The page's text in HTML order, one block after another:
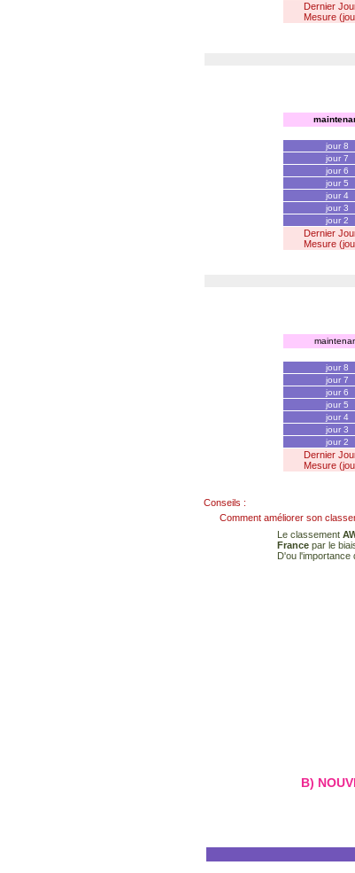
Dernier
Mesure
jour 8
jour 7
jour 6
jour 5
jour 4
jour 3
jour 2
Dernier
Mesure
jour 8
jour 7
jour 6
jour 5
jour 4
jour 3
jour 2
Dernier
Mesure
Conseils :
Comment améliorer son
Le classement
France par le
D'ou l'importance
B)